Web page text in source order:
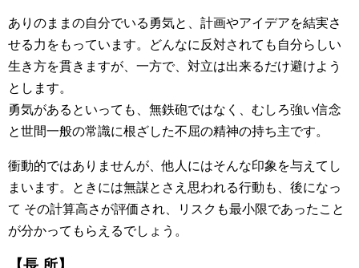
ありのままの自分でいる勇気と、計画やアイデアを結実さ
せる力をもっています。どんなに反対されても自分らしい
生き方を貫きますが、一方で、対立は出来るだけ避けよう
とします。
勇気があるといっても、無鉄砲ではなく、むしろ強い信念
と世間一般の常識に根ざした不屈の精神の持ち主です。
衝動的ではありませんが、他人にはそんな印象を与えてし
まいます。ときには無謀とさえ思われる行動も、後になっ
て その計算高さが評価され、リスクも最小限であったこと
が分かってもらえるでしょう。